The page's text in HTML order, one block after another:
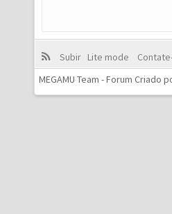
Subir Lite mode
MEGAMU Team - Forum Criado